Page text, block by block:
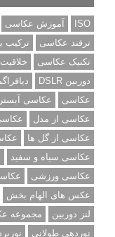
ISO آموزش عکاسی
ترفند عکاسی
ترکیب
تکنیک عکاسی
دوربین DSLR
عکاسی
عکاسی
عکاسی از مدل
عکاسی از گل ها
عکاسی سیاه و سفید
عکاسی ورزشی
عکس های الهام بخش
لنز دوربین
مجموعه
نوردهی طولانی